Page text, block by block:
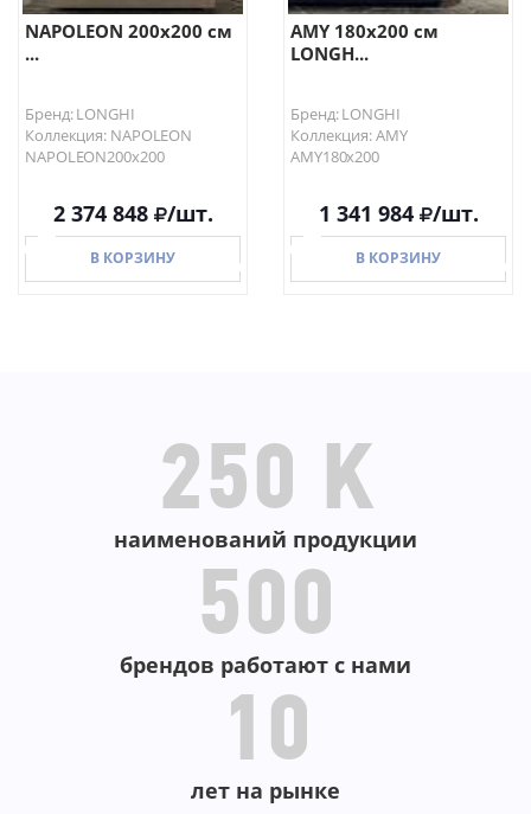
NAPOLEON 200х200 см
...
Бренд: LONGHI
Коллекция: NAPOLEON
NAPOLEON200х200
2 374 848 /шт.
В КОРЗИНУ
AMY 180х200 см
LONGH...
Бренд: LONGHI
Коллекция: AMY
AMY180х200
1 341 984 /шт.
В КОРЗИНУ
250 K
наименований продукции
500
брендов работают с нами
10
лет на рынке